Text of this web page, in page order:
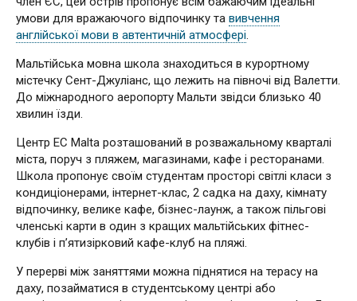
умови для вражаючого відпочинку та вивчення
англійської мови в автентичній атмосфері.
Мальтійська мовна школа знаходиться в курортному
містечку Сент-Джуліанс, що лежить на півночі від Валетти.
До міжнародного аеропорту Мальти звідси близько 40
хвилин їзди.
Центр EC Malta розташований в розважальному кварталі
міста, поруч з пляжем, магазинами, кафе і ресторанами.
Школа пропонує своїм студентам просторі світлі класи з
кондиціонерами, інтернет-клас, 2 садка на даху, кімнату
відпочинку, велике кафе, бізнес-лаунж, а також пільгові
членські карти в один з кращих мальтійських фітнес-
клубів і п’ятизірковий кафе-клуб на пляжі.
У перерві між заняттями можна піднятися на терасу на
даху, позайматися в студентському центрі або